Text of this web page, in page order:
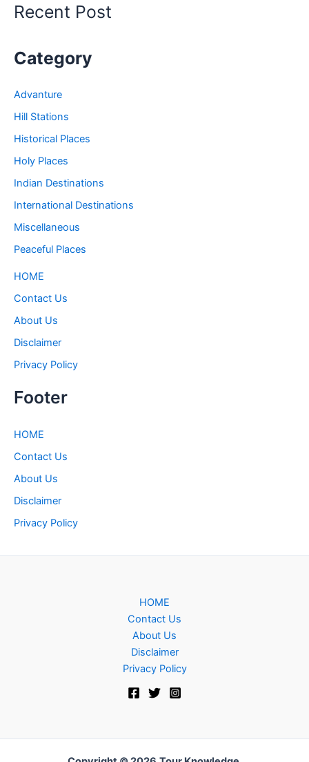
Yatra
Recent Post
Category
Advanture
Hill Stations
Historical Places
Holy Places
Indian Destinations
International Destinations
Miscellaneous
Peaceful Places
HOME
Contact Us
About Us
Disclaimer
Privacy Policy
Footer
HOME
Contact Us
About Us
Disclaimer
Privacy Policy
HOME
Contact Us
About Us
Disclaimer
Privacy Policy